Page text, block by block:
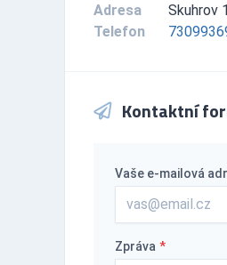
Adresa
Skuhrov
Telefon
Kontaktní
Vaše e-mailová
Zpráva *